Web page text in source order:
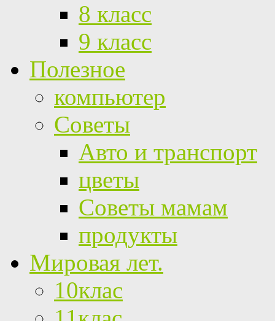
8 класс
9 класс
Полезное
компьютер
Советы
Авто и транспорт
цветы
Советы мамам
продукты
Мировая лет.
10клас